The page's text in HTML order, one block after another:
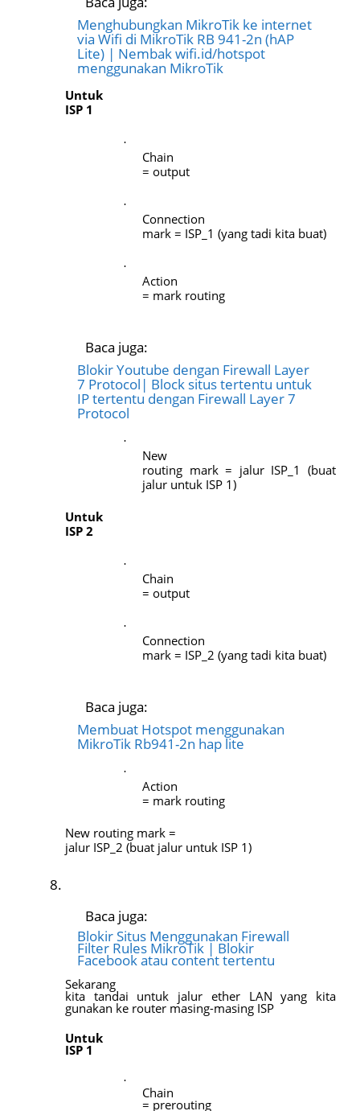
Menghubungkan MikroTik ke internet
via Wifi di MikroTik RB 941-2n (hAP
Lite) | Nembak wifi.id/hotspot
menggunakan MikroTik
Untuk
ISP 1
·
Chain
= output
·
Connection
mark = ISP_1 (yang tadi kita buat)
·
Action
= mark routing
Baca juga:
Blokir Youtube dengan Firewall Layer
7 Protocol| Block situs tertentu untuk
IP tertentu dengan Firewall Layer 7
Protocol
·
New
routing mark = jalur ISP_1 (buat
jalur untuk ISP 1)
Untuk
ISP 2
·
Chain
= output
·
Connection
mark = ISP_2 (yang tadi kita buat)
Baca juga:
Membuat Hotspot menggunakan
MikroTik Rb941-2n hap lite
·
Action
= mark routing
New routing mark =
jalur ISP_2 (buat jalur untuk ISP 1)
Baca juga:
Blokir Situs Menggunakan Firewall
Filter Rules MikroTik | Blokir
Facebook atau content tertentu
Sekarang
kita tandai untuk jalur ether LAN yang kita
gunakan ke router masing-masing ISP
Untuk
ISP 1
·
Chain
= prerouting